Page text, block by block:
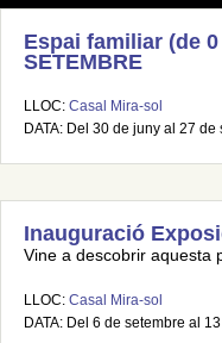
Espai familiar (de
SETEMBRE
LLOC: Casal Mira-sol
DATA: Del 30 de juny al 27
Inauguració
Vine a descobrir aquesta
LLOC: Casal Mira-sol
DATA: Del 6 de setembre al